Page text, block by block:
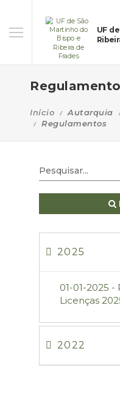
UF
Início Autarquia
Regulamentos
2025
01-01-2025
Licenças
2022